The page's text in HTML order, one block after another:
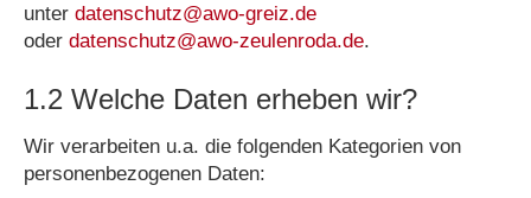
unter datenschutz@awo-greiz.de
oder datenschutz@awo-zeulenroda.de.
1.2 Welche Daten erheben wir?
Wir verarbeiten u.a. die folgenden Kategorien von
personenbezogenen Daten: